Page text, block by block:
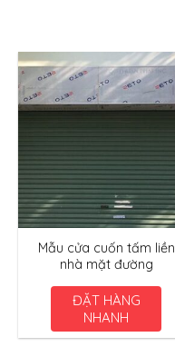
Mẫu cửa cuốn tấm liền
nhà mặt đường
ĐẶT HÀNG
NHANH